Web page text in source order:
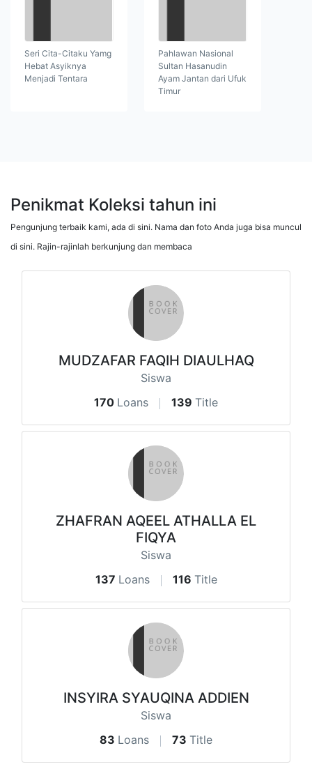
Seri Cita-Citaku Yamg
Hebat Asyiknya
Menjadi Tentara
Pahlawan Nasional
Sultan Hasanudin
Ayam Jantan dari Ufuk
Timur
Penikmat Koleksi tahun ini
Pengunjung terbaik kami, ada di sini. Nama dan foto Anda juga bisa muncul
di sini. Rajin-rajinlah berkunjung dan membaca
MUDZAFAR FAQIH DIAULHAQ
Siswa
170 Loans 139 Title
ZHAFRAN AQEEL ATHALLA EL
FIQYA
Siswa
137 Loans 116 Title
INSYIRA SYAUQINA ADDIEN
Siswa
83 Loans 73 Title